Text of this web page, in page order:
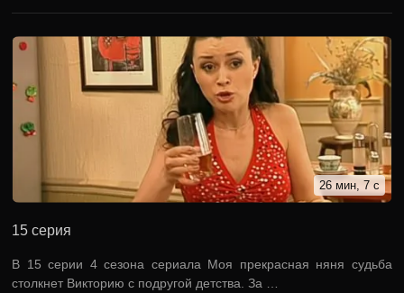
26 мин, 7 с
15 серия
В 15 серии 4 сезона сериала Моя прекрасная няня судьба
столкнет Викторию с подругой детства. За …